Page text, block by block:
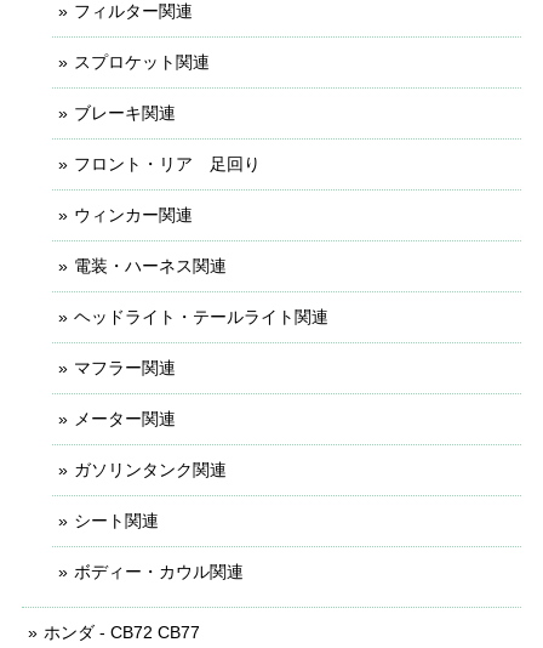
フィルター関連
スプロケット関連
ブレーキ関連
フロント・リア 足回り
ウィンカー関連
電装・ハーネス関連
ヘッドライト・テールライト関連
マフラー関連
メーター関連
ガソリンタンク関連
シート関連
ボディー・カウル関連
ホンダ - CB72 CB77